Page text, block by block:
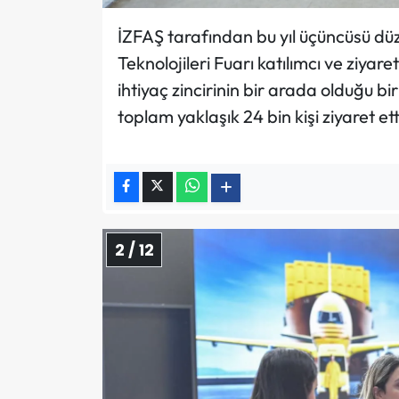
İZFAŞ tarafından bu yıl üçüncüsü
Teknolojileri Fuarı katılımcı ve
ihtiyaç zincirinin bir arada olduğu
toplam yaklaşık 24 bin kişi ziyaret
2 / 12